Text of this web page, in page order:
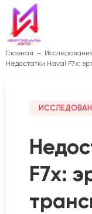
Главная
Недостатки Haval F7x:
F7x: